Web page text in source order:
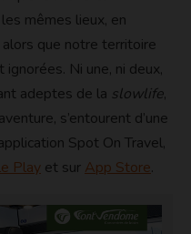
mêmes lieux, en
que notre territoire
Ni une, ni deux,
adeptes de la slowlife,
s’entourent d’une
Spot On Travel,
Play et sur App Store.